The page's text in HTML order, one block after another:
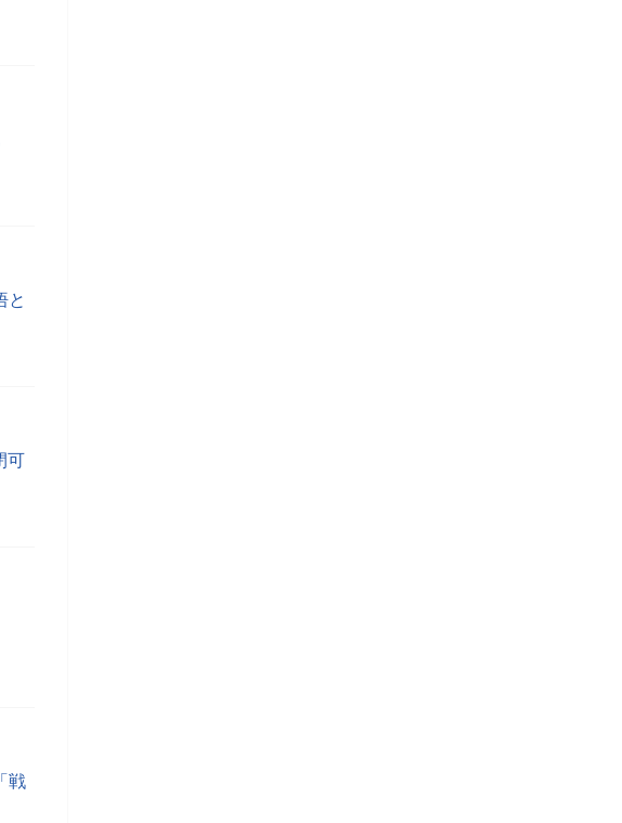
と
可
戦